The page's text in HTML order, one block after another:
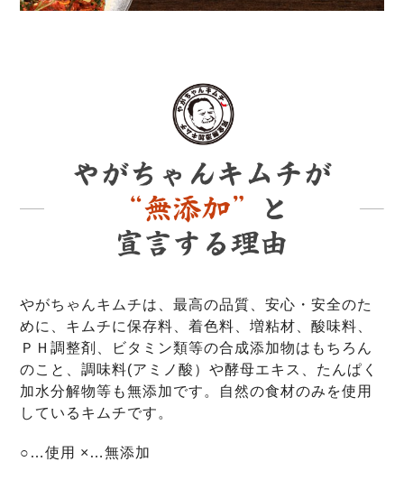
やがちゃんキムチは、最高の品質、安心・安全のた
めに、キムチに保存料、着色料、増粘材、酸味料、
ＰＨ調整剤、ビタミン類等の合成添加物はもちろん
のこと、調味料(アミノ酸）や酵母エキス、たんぱく
加水分解物等も無添加です。自然の食材のみを使用
しているキムチです。
○…使用 ×…無添加